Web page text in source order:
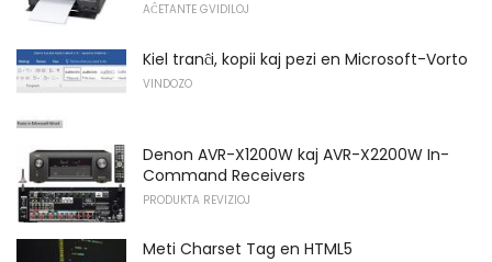
AĈETANTE GVIDILOJ
Kiel tranĉi, kopii kaj pezi en Microsoft-Vorto
VINDOZO
Denon AVR-X1200W kaj AVR-X2200W In-
Command Receivers
PRODUKTA REVIZIOJ
Meti Charset Tag en HTML5